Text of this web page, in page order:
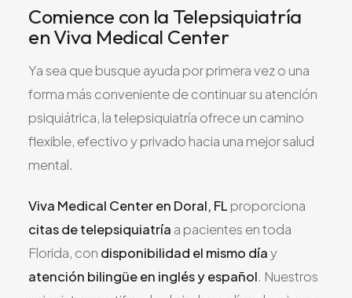
Comience con la Telepsiquiatría
en Viva Medical Center
Ya sea que busque ayuda por primera vez o una
forma más conveniente de continuar su atención
psiquiátrica, la telepsiquiatría ofrece un camino
flexible, efectivo y privado hacia una mejor salud
mental.
Viva Medical Center en Doral, FL proporciona
citas de telepsiquiatría a pacientes en toda
Florida, con disponibilidad el mismo díay
atención bilingüe en inglés y español. Nuestros